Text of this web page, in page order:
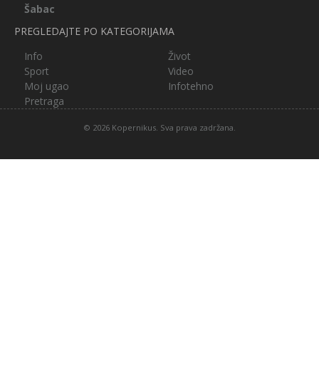
Šabac
PREGLEDAJTE PO KATEGORIJAMA
Info
Život
Sport
Video
Moj ugao
Infotehno
Pretraga
© 2026 Kopernikus. Sva prava zadržana.